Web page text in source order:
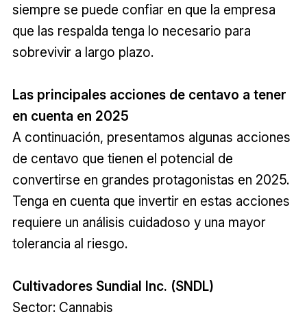
siempre se puede confiar en que la empresa
que las respalda tenga lo necesario para
sobrevivir a largo plazo.
Las principales acciones de centavo a tener
en cuenta en 2025
A continuación, presentamos algunas acciones
de centavo que tienen el potencial de
convertirse en grandes protagonistas en 2025.
Tenga en cuenta que invertir en estas acciones
requiere un análisis cuidadoso y una mayor
tolerancia al riesgo.
Cultivadores Sundial Inc. (SNDL)
Sector: Cannabis